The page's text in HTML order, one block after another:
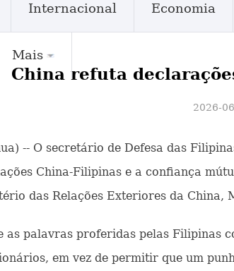
Internacional Economia
Mais
China refuta
2026-
-- O secretário de Defesa das
China-Filipinas e a confiança
das Relações Exteriores da China,
as palavras proferidas pelas Filipinas
em vez de permitir que um